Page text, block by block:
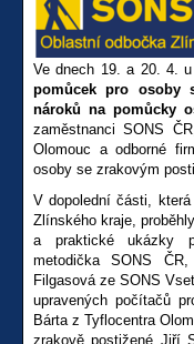
Ve dnech 19. a 20. 4.
pomůcek pro osoby
nároků na pomůcky
zaměstnanci SONS
Olomouc a odborné
osoby se zrakovým
V dopolední části,
Zlínského kraje,
a praktické ukázky
metodička SONS
Filgasová ze SONS
upravených počítačů
Bárta z Tyflocentra
zrakově postižené Jiří